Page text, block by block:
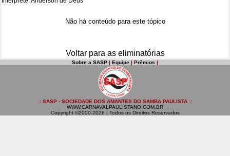
Não há conteúdo para este tópico
Voltar para as eliminatórias
Sobre a SASP | Equipe | Prêmios |
:: SASP - SOCIEDADE DOS AMANTES DO SAMBA PAULISTA ::
WWW.CARNAVALPAULISTANO.COM.BR
Copyright ©2000-2026 | Todos os Direitos Reservados